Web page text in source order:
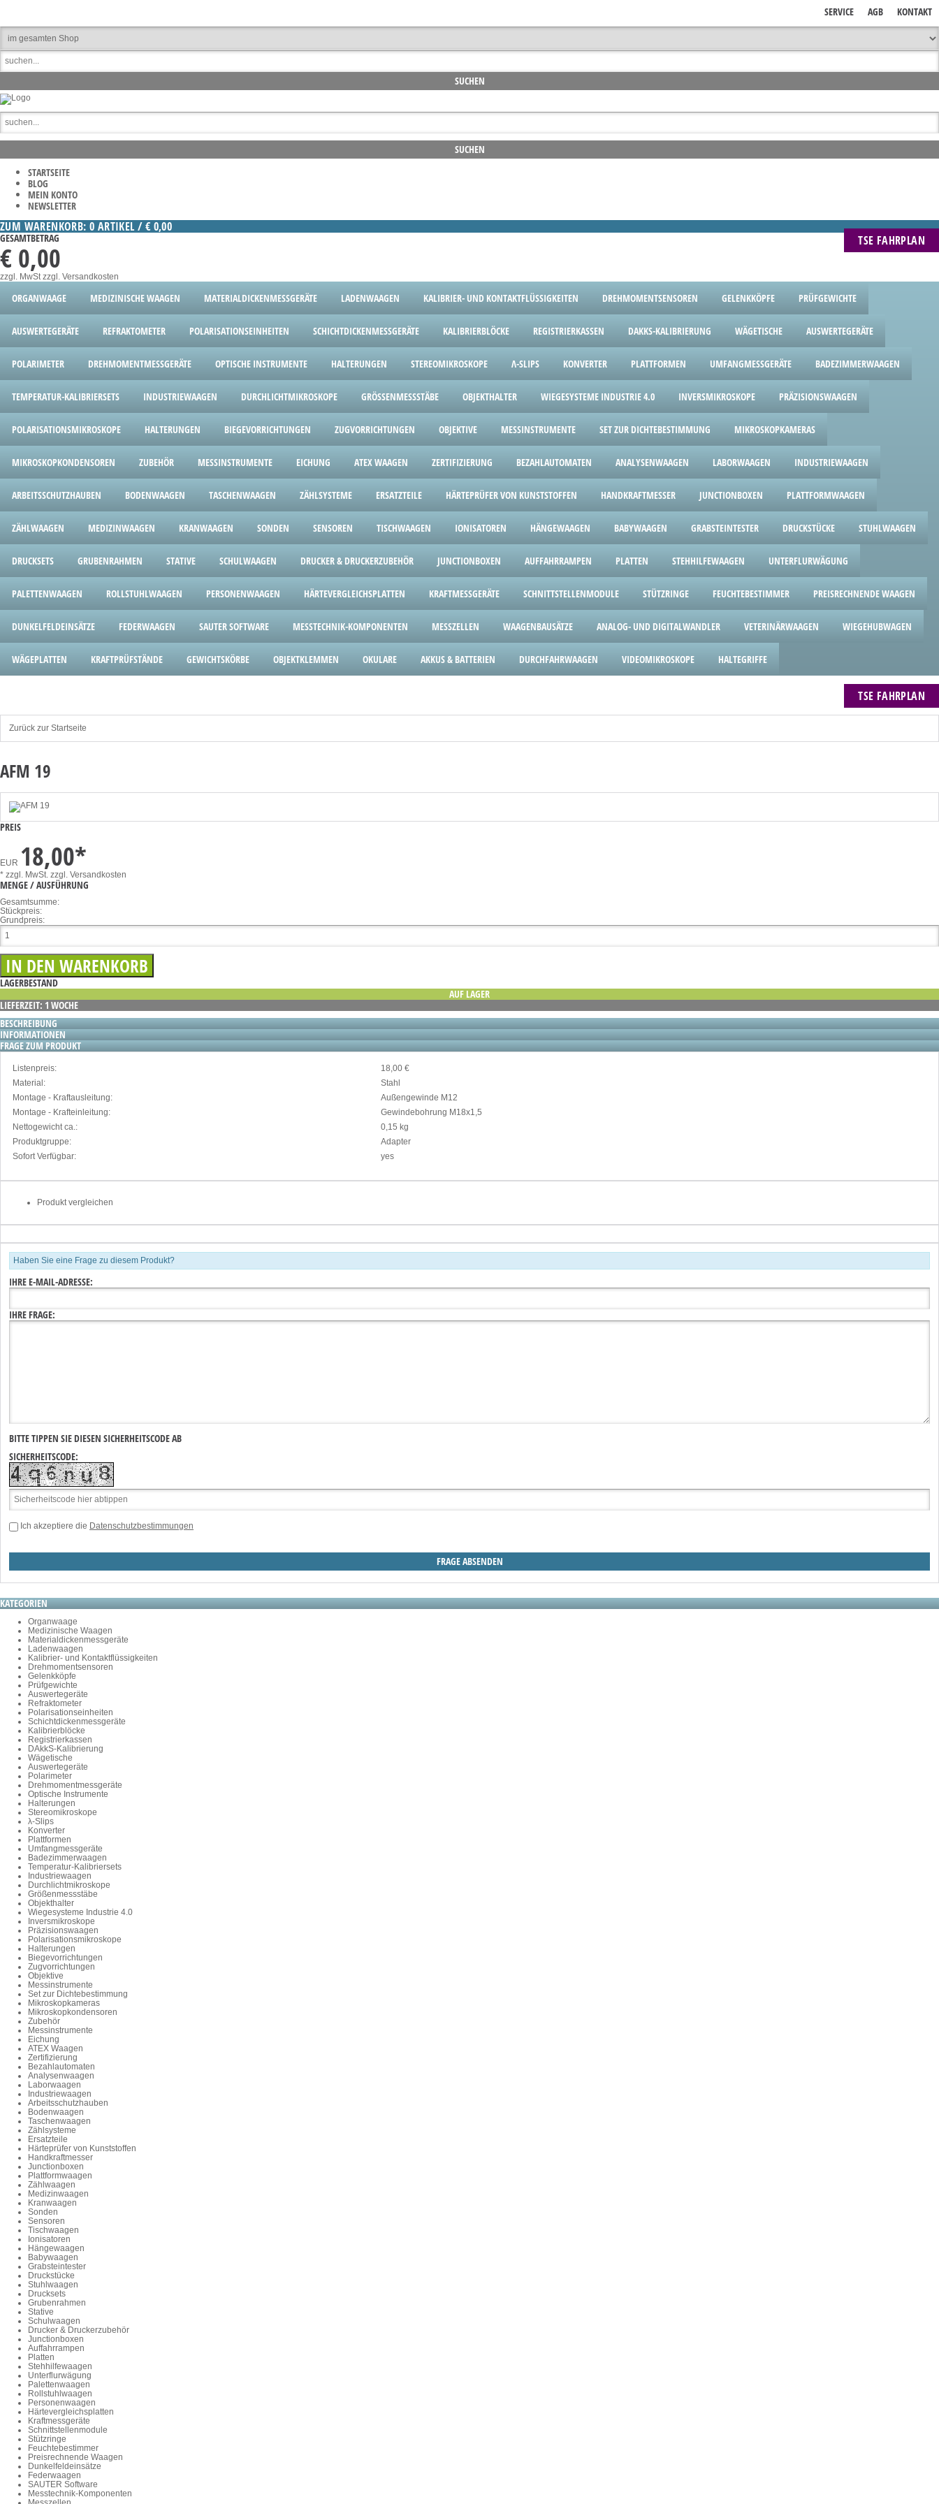
KONTAKT
AGB
SERVICE
STARTSEITE
BLOG
MEIN KONTO
NEWSLETTER
TSE FAHRPLAN
ZUM WARENKORB: 0 ARTIKEL / € 0,00
GESAMTBETRAG
€ 0,00
zzgl. MwStzzgl. Versandkosten
ORGANWAAGE MEDIZINISCHE WAAGEN MATERIALDICKENMESSGERÄTE LADENWAAGEN KALIBRIER- UND KONTAKTFLÜSSIGKEITEN DREHMOMENTSENSOREN GELENKKÖPFE PRÜFGEWICHTE
AUSWERTEGERÄTE REFRAKTOMETER POLARISATIONSEINHEITEN SCHICHTDICKENMESSGERÄTE KALIBRIERBLÖCKE REGISTRIERKASSEN DAKKS-KALIBRIERUNG WÄGETISCHE AUSWERTEGERÄTE
POLARIMETER DREHMOMENTMESSGERÄTE OPTISCHE INSTRUMENTE HALTERUNGEN STEREOMIKROSKOPE Λ-SLIPS KONVERTER PLATTFORMEN UMFANGMESSGERÄTE BADEZIMMERWAAGEN
TEMPERATUR-KALIBRIERSETS INDUSTRIEWAAGEN DURCHLICHTMIKROSKOPE GRÖSSENMESSSTÄBE OBJEKTHALTER WIEGESYSTEME INDUSTRIE 4.0 INVERSMIKROSKOPE PRÄZISIONSWAAGEN
POLARISATIONSMIKROSKOPE HALTERUNGEN BIEGEVORRICHTUNGEN ZUGVORRICHTUNGEN OBJEKTIVE MESSINSTRUMENTE SET ZUR DICHTEBESTIMMUNG MIKROSKOPKAMERAS
MIKROSKOPKONDENSOREN ZUBEHÖR MESSINSTRUMENTE EICHUNG ATEX WAAGEN ZERTIFIZIERUNG BEZAHLAUTOMATEN ANALYSENWAAGEN LABORWAAGEN INDUSTRIEWAAGEN
ARBEITSSCHUTZHAUBEN BODENWAAGEN TASCHENWAAGEN ZÄHLSYSTEME ERSATZTEILE HÄRTEPRÜFER VON KUNSTSTOFFEN HANDKRAFTMESSER JUNCTIONBOXEN PLATTFORMWAAGEN
ZÄHLWAAGEN MEDIZINWAAGEN KRANWAAGEN SONDEN SENSOREN TISCHWAAGEN IONISATOREN HÄNGEWAAGEN BABYWAAGEN GRABSTEINTESTER DRUCKSTÜCKE STUHLWAAGEN
DRUCKSETS GRUBENRAHMEN STATIVE SCHULWAAGEN DRUCKER & DRUCKERZUBEHÖR JUNCTIONBOXEN AUFFAHRRAMPEN PLATTEN STEHHILFEWAAGEN UNTERFLURWÄGUNG
PALETTENWAAGEN ROLLSTUHLWAAGEN PERSONENWAAGEN HÄRTEVERGLEICHSPLATTEN KRAFTMESSGERÄTE SCHNITTSTELLENMODULE STÜTZRINGE FEUCHTEBESTIMMER PREISRECHNENDE WAAGEN
DUNKELFELDEINSÄTZE FEDERWAAGEN SAUTER SOFTWARE MESSTECHNIK-KOMPONENTEN MESSZELLEN WAAGENBAUSÄTZE ANALOG- UND DIGITALWANDLER VETERINÄRWAAGEN WIEGEHUBWAGEN
WÄGEPLATTEN KRAFTPRÜFSTÄNDE GEWICHTSKÖRBE OBJEKTKLEMMEN OKULARE AKKUS & BATTERIEN DURCHFAHRWAAGEN VIDEOMIKROSKOPE HALTEGRIFFE
TSE FAHRPLAN
Zurück zur Startseite
AFM 19
PREIS
EUR 18,00*
* zzgl. MwSt. zzgl. Versandkosten
MENGE / AUSFÜHRUNG
Gesamtsumme:
Stückpreis:
Grundpreis:
LAGERBESTAND
AUF LAGER
LIEFERZEIT: 1 WOCHE
BESCHREIBUNG
INFORMATIONEN
FRAGE ZUM PRODUKT
Listenpreis:
18,00 €
Material:
Stahl
Montage - Kraftausleitung:
Außengewinde M12
Montage - Krafteinleitung:
Gewindebohrung M18x1,5
Nettogewicht ca.:
0,15 kg
Produktgruppe:
Adapter
Sofort Verfügbar:
yes
Produkt vergleichen
Haben Sie eine Frage zu diesem Produkt?
IHRE E-MAIL-ADRESSE:
IHRE FRAGE:
BITTE TIPPEN SIE DIESEN SICHERHEITSCODE AB
SICHERHEITSCODE:
Ich akzeptiere die Datenschutzbestimmungen
KATEGORIEN
Organwaage
Medizinische Waagen
Materialdickenmessgeräte
Ladenwaagen
Kalibrier- und Kontaktflüssigkeiten
Drehmomentsensoren
Gelenkköpfe
Prüfgewichte
Auswertegeräte
Refraktometer
Polarisationseinheiten
Schichtdickenmessgeräte
Kalibrierblöcke
Registrierkassen
DAkkS-Kalibrierung
Wägetische
Auswertegeräte
Polarimeter
Drehmomentmessgeräte
Optische Instrumente
Halterungen
Stereomikroskope
λ-Slips
Konverter
Plattformen
Umfangmessgeräte
Badezimmerwaagen
Temperatur-Kalibriersets
Industriewaagen
Durchlichtmikroskope
Größenmessstäbe
Objekthalter
Wiegesysteme Industrie 4.0
Inversmikroskope
Präzisionswaagen
Polarisationsmikroskope
Halterungen
Biegevorrichtungen
Zugvorrichtungen
Objektive
Messinstrumente
Set zur Dichtebestimmung
Mikroskopkameras
Mikroskopkondensoren
Zubehör
Messinstrumente
Eichung
ATEX Waagen
Zertifizierung
Bezahlautomaten
Analysenwaagen
Laborwaagen
Industriewaagen
Arbeitsschutzhauben
Bodenwaagen
Taschenwaagen
Zählsysteme
Ersatzteile
Härteprüfer von Kunststoffen
Handkraftmesser
Junctionboxen
Plattformwaagen
Zählwaagen
Medizinwaagen
Kranwaagen
Sonden
Sensoren
Tischwaagen
Ionisatoren
Hängewaagen
Babywaagen
Grabsteintester
Druckstücke
Stuhlwaagen
Drucksets
Grubenrahmen
Stative
Schulwaagen
Drucker & Druckerzubehör
Junctionboxen
Auffahrrampen
Platten
Stehhilfewaagen
Unterflurwägung
Palettenwaagen
Rollstuhlwaagen
Personenwaagen
Härtevergleichsplatten
Kraftmessgeräte
Schnittstellenmodule
Stützringe
Feuchtebestimmer
Preisrechnende Waagen
Dunkelfeldeinsätze
Federwaagen
SAUTER Software
Messtechnik-Komponenten